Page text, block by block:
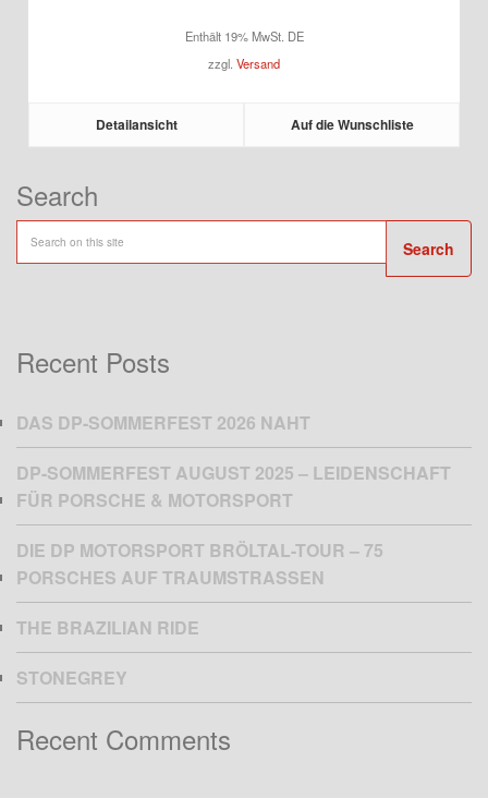
Enthält 19% MwSt. DE
zzgl. Versand
Detailansicht Auf die Wunschliste
Search
Search
Recent Posts
DAS DP-SOMMERFEST 2026 NAHT
DP-SOMMERFEST AUGUST 2025 – LEIDENSCHAFT
FÜR PORSCHE & MOTORSPORT
DIE DP MOTORSPORT BRÖLTAL-TOUR – 75
PORSCHES AUF TRAUMSTRASSEN
THE BRAZILIAN RIDE
STONEGREY
Recent Comments